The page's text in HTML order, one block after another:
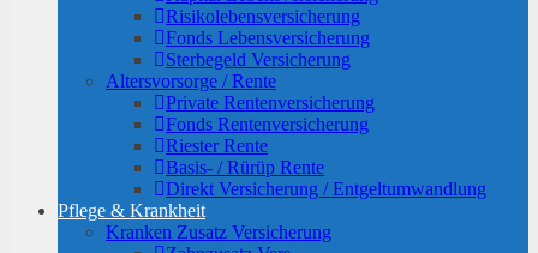
Risikolebensversicherung
Fonds Lebensversicherung
Sterbegeld Versicherung
Altersvorsorge / Rente
Private Rentenversicherung
Fonds Rentenversicherung
Riester Rente
Basis- / Rürüp Rente
Direkt Versicherung / Entgeltumwandlung
Pflege & Krankheit
Kranken Zusatz Versicherung